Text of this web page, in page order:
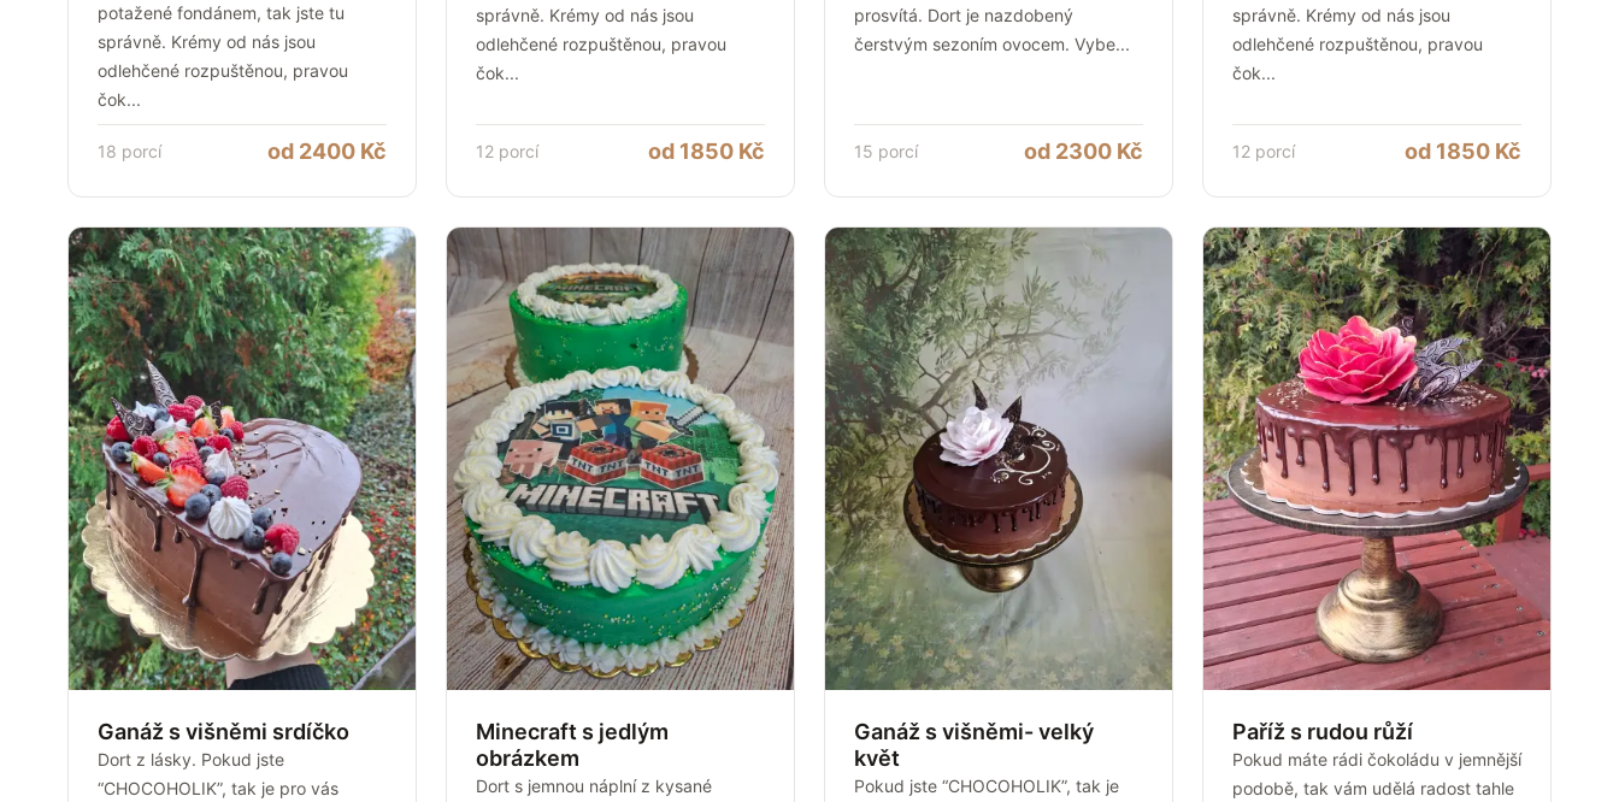
potažené fondánem, tak jste tu
správně. Krémy od nás jsou
odlehčené rozpuštěnou, pravou
čok...
18 porcí od 2400 Kč
správně. Krémy od nás jsou
odlehčené rozpuštěnou, pravou
čok...
12 porcí od 1850 Kč
prosvítá. Dort je nazdobený
čerstvým sezoním ovocem. Vybe...
15 porcí od 2300 Kč
správně. Krémy od nás jsou
odlehčené rozpuštěnou, pravou
čok...
12 porcí od 1850 Kč
Ganáž s višněmi srdíčko
Dort z lásky. Pokud jste
“CHOCOHOLIK”, tak je pro vás
Minecraft s jedlým
obrázkem
Dort s jemnou náplní z kysané
Ganáž s višněmi- velký
květ
Pokud jste “CHOCOHOLIK”, tak je
Paříž s rudou růží
Pokud máte rádi čokoládu v jemnější
podobě, tak vám udělá radost tahle